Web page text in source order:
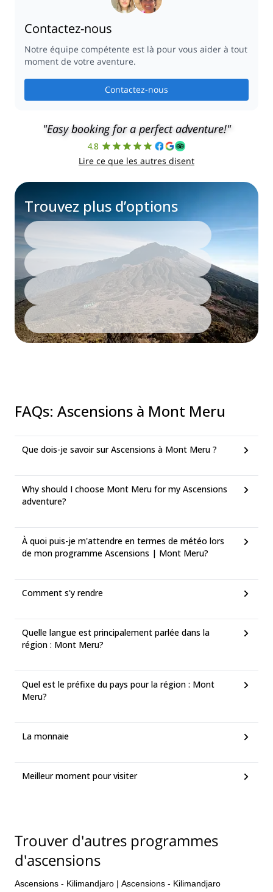
Contactez-nous
Notre équipe compétente est là pour vous aider à tout
moment de votre aventure.
Contactez-nous
"Easy booking for a perfect adventure!"
4.8
Lire ce que les autres disent
Trouvez plus d’options
FAQs: Ascensions à Mont Meru
Que dois-je savoir sur Ascensions à Mont Meru ?
Why should I choose Mont Meru for my Ascensions
adventure?
À quoi puis-je m'attendre en termes de météo lors
de mon programme Ascensions | Mont Meru?
Comment s'y rendre
Quelle langue est principalement parlée dans la
région : Mont Meru?
Quel est le préfixe du pays pour la région : Mont
Meru?
La monnaie
Meilleur moment pour visiter
Trouver d'autres programmes
d'ascensions
Ascensions - Kilimandjaro | Ascensions - Kilimandjaro